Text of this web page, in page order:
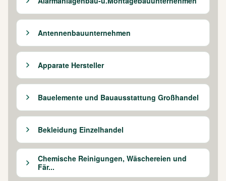
Antennenbauunternehmen
Apparate Hersteller
Bauelemente und Bauausstattung Großhandel
Bekleidung Einzelhandel
Chemische Reinigungen, Wäschereien und
Fär...